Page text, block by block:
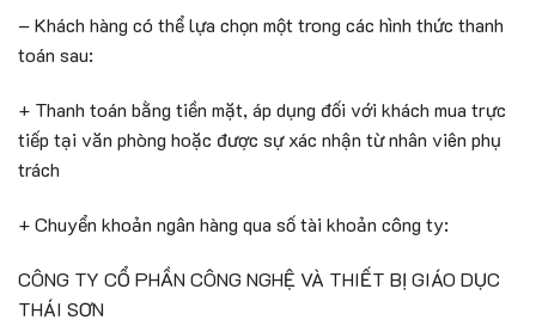
– Khách hàng có thể lựa chọn một trong các hình thức thanh
toán sau:
+ Thanh toán bằng tiền mặt, áp dụng đối với khách mua trực
tiếp tại văn phòng hoặc được sự xác nhận từ nhân viên phụ
trách
+ Chuyển khoản ngân hàng qua số tài khoản công ty:
CÔNG TY CỔ PHẦN CÔNG NGHỆ VÀ THIẾT BỊ GIÁO DỤC
THÁI SƠN